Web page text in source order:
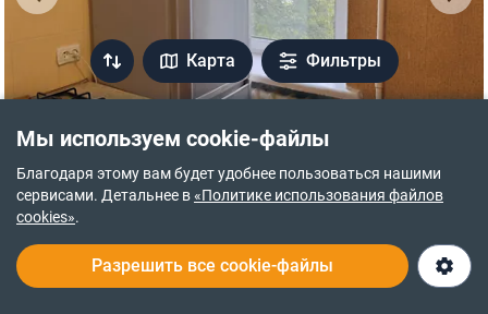
Мы используем cookie-файлы
Благодаря этому вам будет удобнее пользоваться нашими
сервисами. Детальнее в«Политике использования файлов
cookies».
Разрешить все cookie-файлы
Карта Фильтры
19 500 $ 882 $ за м²
просп. Левка Лукьяненко(Рокоссовского), 4
Деснянский ·
Чернигов